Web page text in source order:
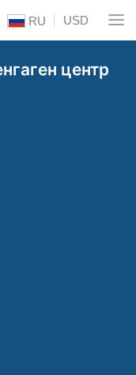
RU USD
центр